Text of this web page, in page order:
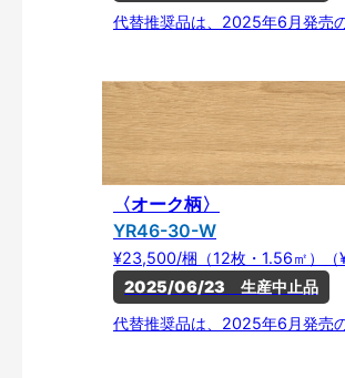
代替推奨品は、2025年6月発売
〈オーク柄〉
YR46-30-W
¥23,500/梱（12枚・1.56㎡）（
2025/06/23　生産中止品
代替推奨品は、2025年6月発売